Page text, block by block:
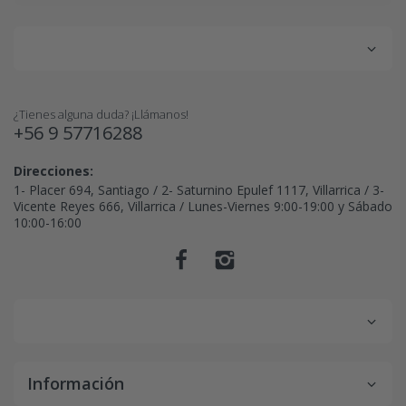
¿Tienes alguna duda? ¡Llámanos!
+56 9 57716288
Direcciones:
1- Placer 694, Santiago / 2- Saturnino Epulef 1117, Villarrica / 3-
Vicente Reyes 666, Villarrica / Lunes-Viernes 9:00-19:00 y Sábado
10:00-16:00
Información